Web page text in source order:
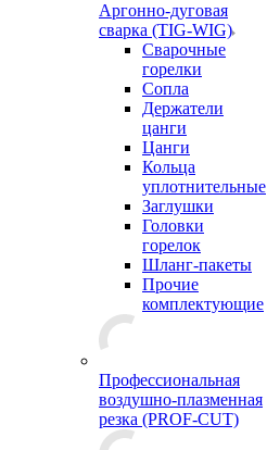
Аргонно-дуговая
сварка (TIG-WIG)
Сварочные
горелки
Сопла
Держатели
цанги
Цанги
Кольца
уплотнительные
Заглушки
Головки
горелок
Шланг-пакеты
Прочие
комплектующие
Профессиональная
воздушно-плазменная
резка (PROF-CUT)